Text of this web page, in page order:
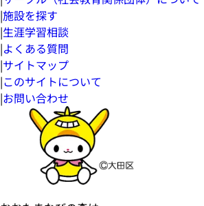
|施設を探す
|生涯学習相談
|よくある質問
|サイトマップ
|このサイトについて
|お問い合わせ